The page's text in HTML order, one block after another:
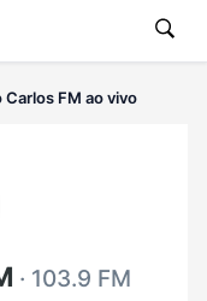
Carlos FM ao vivo
· 103.9 FM